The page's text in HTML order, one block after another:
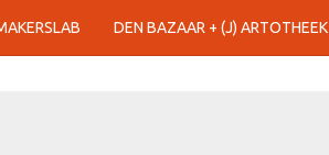
DEN BAZAAR + (J) ARTOTHEEK